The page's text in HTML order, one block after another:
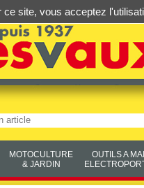
MOTOCULTURE
& JARDIN
OUTILS A
ce site, vous acceptez